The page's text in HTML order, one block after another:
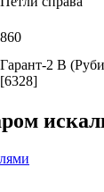
860
Гарант-2 В
[6328]